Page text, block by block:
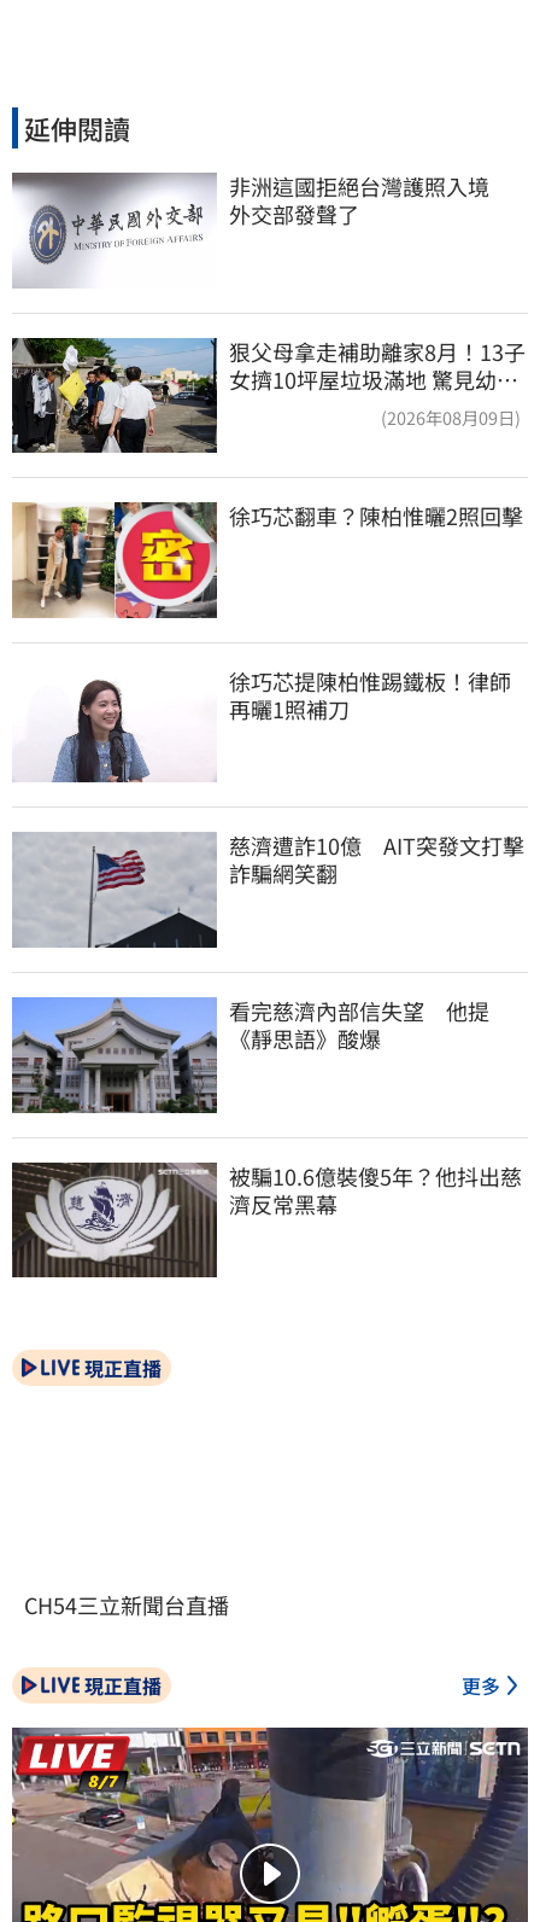
延伸閱讀
非洲這國拒絕台灣護照入境
外交部發聲了
狠父母拿走補助離家8月！13子
女擠10坪屋垃圾滿地 驚見幼童
(2026年08月09日)
徐巧芯翻車？陳柏惟曬2照回擊
徐巧芯提陳柏惟踢鐵板！律師
再曬1照補刀
慈濟遭詐10億　AIT突發文打擊
詐騙網笑翻
看完慈濟內部信失望　他提
《靜思語》酸爆
被騙10.6億裝傻5年？他抖出慈
濟反常黑幕
現正直播
CH54三立新聞台直播
現正直播 更多